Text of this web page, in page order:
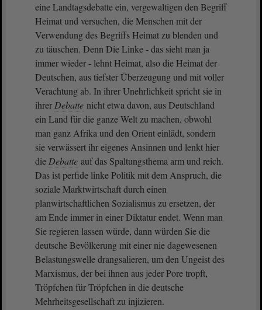
eine Landtagsdebatte ein, vergewaltigen den Begriff
Heimat und versuchen, die Menschen mit der
Verwendung des Begriffs Heimat zu blenden und
zu täuschen. Denn Die Linke - das sieht man ja
immer wieder - lehnt Heimat, also die Heimat der
Deutschen, aus tiefster Überzeugung und mit voller
Verachtung ab. In ihrer Unehrlichkeit spricht sie in
ihrer Debatte nicht etwa davon, aus Deutschland
ein Land für die ganze Welt zu machen, obwohl
man ganz Afrika und den Orient einlädt, sondern
sie verwässert ihr eigenes Ansinnen und lenkt hier
die Debatte auf das Spaltungsthema arm und reich.
Das ist perfide linke Politik mit dem Anspruch, die
soziale Marktwirtschaft durch einen
planwirtschaftlichen Sozialismus zu ersetzen, der
am Ende immer in einer Diktatur endet. Wenn man
Sie regieren lassen würde, dann würden Sie die
deutsche Bevölkerung mit einer nie dagewesenen
Belastungswelle drangsalieren, um den Ungeist des
Marxismus, der bei ihnen aus jeder Pore tropft,
Tröpfchen für Tröpfchen in die deutsche
Mehrheitsgesellschaft zu injizieren.